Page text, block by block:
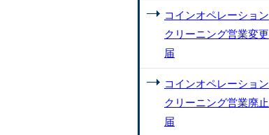
コインオペレーション
クリーニング営業変更
届
コインオペレーション
クリーニング営業廃止
届